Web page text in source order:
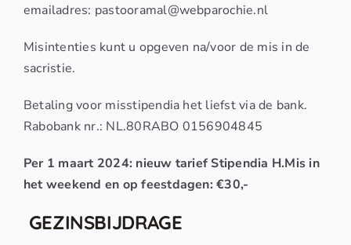
emailadres: pastooramal@webparochie.nl
Misintenties kunt u opgeven na/voor de mis in de
sacristie.
Betaling voor misstipendia het liefst via de bank.
Rabobank nr.: NL.80RABO 0156904845
Per 1 maart 2024: nieuw tarief Stipendia H.Mis in
het weekend en op feestdagen: €30,-
GEZINSBIJDRAGE